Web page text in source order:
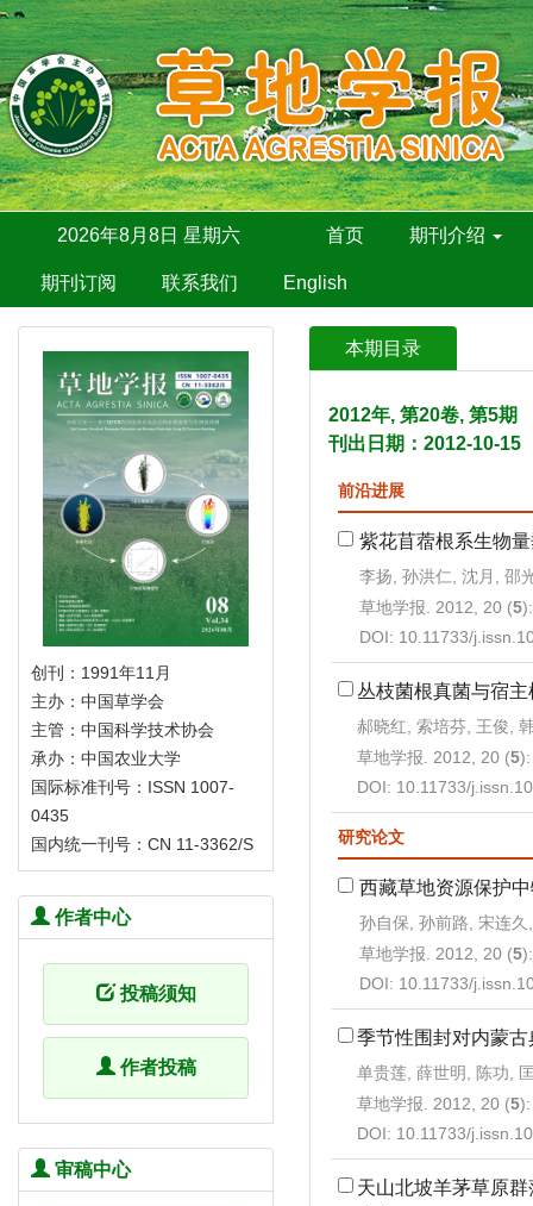
2026年8月8日 星期六 首页 期刊介绍
期刊订阅 联系我们 English
本期目录
2012年, 第20卷, 第5
刊出日期：2012-10-15
前沿进展
紫花苜蓿根系生物
李扬, 孙洪仁, 沈月, 邵
草地学报. 2012, 20 (5
DOI: 10.11733/
丛枝菌根真菌与宿
郝晓红, 索培芬, 王俊,
草地学报. 2012, 20 (5
DOI: 10.11733/
研究论文
西藏草地资源保护
孙自保, 孙前路, 宋连久
草地学报. 2012, 20 (5
DOI: 10.11733/
季节性围封对内蒙
单贵莲, 薛世明, 陈功,
草地学报. 2012, 20 (5
DOI: 10.11733/
天山北坡羊茅草原
创刊：1991年11月
主办：中国草学会
主管：中国科学技术协会
承办：中国农业大学
国际标准刊号：ISSN 1007-
0435
国内统一刊号：CN 11-3362/S
作者中心
投稿须知
作者投稿
审稿中心